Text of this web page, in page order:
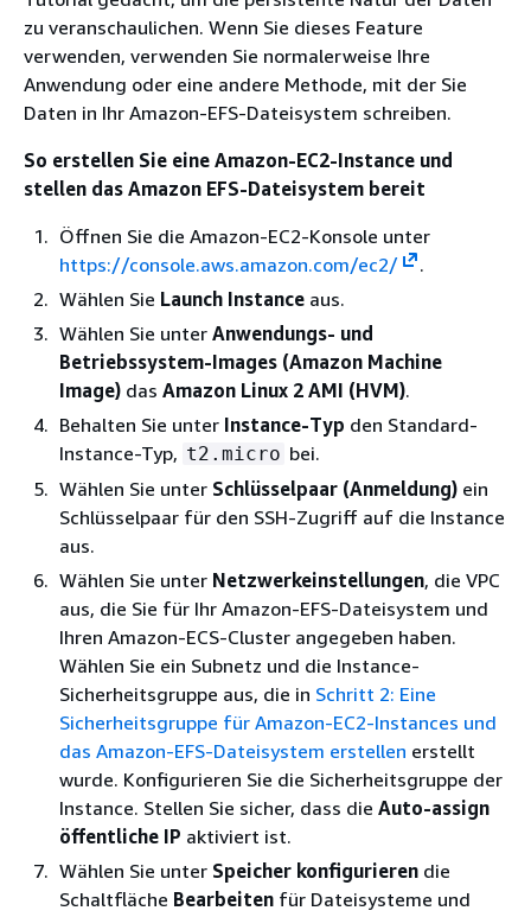
zu veranschaulichen. Wenn Sie dieses Feature
verwenden, verwenden Sie normalerweise Ihre
Anwendung oder eine andere Methode, mit der Sie
Daten in Ihr Amazon-EFS-Dateisystem schreiben.
So erstellen Sie eine Amazon-EC2-Instance und
stellen das Amazon EFS-Dateisystem bereit
Öffnen Sie die Amazon-EC2-Konsole unter
https://console.aws.amazon.com/ec2/
.
Wählen Sie Launch Instance aus.
Wählen Sie unter Anwendungs- und
Betriebssystem-Images (Amazon Machine
Image) das Amazon Linux 2 AMI (HVM).
Behalten Sie unter Instance-Typ den Standard-
Instance-Typ, t2.micro bei.
Wählen Sie unter Schlüsselpaar (Anmeldung) ein
Schlüsselpaar für den SSH-Zugriff auf die Instance
aus.
Wählen Sie unter Netzwerkeinstellungen, die VPC
aus, die Sie für Ihr Amazon-EFS-Dateisystem und
Ihren Amazon-ECS-Cluster angegeben haben.
Wählen Sie ein Subnetz und die Instance-
Sicherheitsgruppe aus, die in Schritt 2: Eine
Sicherheitsgruppe für Amazon-EC2-Instances und
das Amazon-EFS-Dateisystem erstellen erstellt
wurde. Konfigurieren Sie die Sicherheitsgruppe der
Instance. Stellen Sie sicher, dass die Auto-assign
öffentliche IP aktiviert ist.
Wählen Sie unter Speicher konfigurieren die
Schaltfläche Bearbeiten für Dateisysteme und